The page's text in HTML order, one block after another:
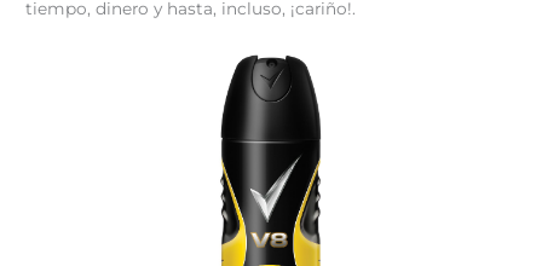
tiempo, dinero y hasta, incluso, ¡cariño!.